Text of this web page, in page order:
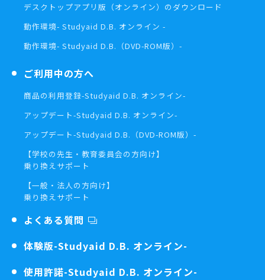
デスクトップアプリ版（オンライン）の ダウンロード
動作環境- Studyaid D.B. オンライン -
動作環境- Studyaid D.B.（DVD-ROM版）-
ご利用中の方へ
商品の利用登録-Studyaid D.B. オンライン-
アップデート-Studyaid D.B. オンライン-
アップデート-Studyaid D.B.（DVD-ROM版）-
【学校の先生・教育委員会の方向け】
乗り換えサポート
【一般・法人の方向け】
乗り換えサポート
よくある質問
体験版-Studyaid D.B. オンライン-
使用許諾-Studyaid D.B. オンライン-